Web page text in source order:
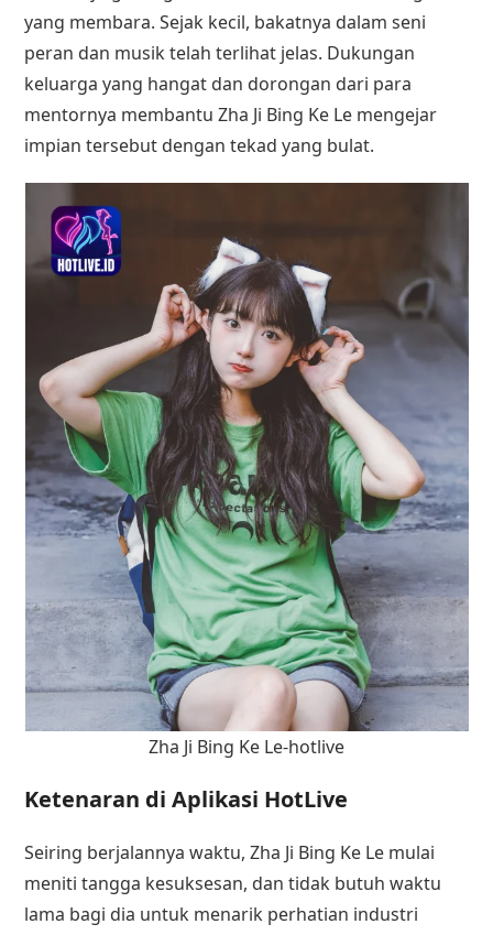
yang membara. Sejak kecil, bakatnya dalam seni
peran dan musik telah terlihat jelas. Dukungan
keluarga yang hangat dan dorongan dari para
mentornya membantu Zha Ji Bing Ke Le mengejar
impian tersebut dengan tekad yang bulat.
Zha Ji Bing Ke Le-hotlive
Ketenaran di Aplikasi HotLive
Seiring berjalannya waktu, Zha Ji Bing Ke Le mulai
meniti tangga kesuksesan, dan tidak butuh waktu
lama bagi dia untuk menarik perhatian industri